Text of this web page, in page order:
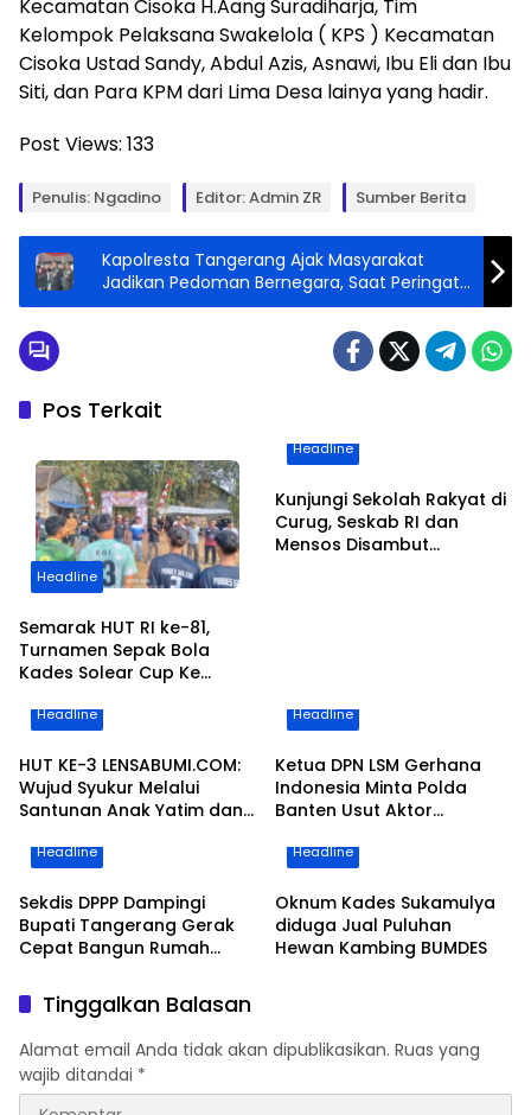
Kecamatan Cisoka H.Aang Suradiharja, Tim
Kelompok Pelaksana Swakelola ( KPS ) Kecamatan
Cisoka Ustad Sandy, Abdul Azis, Asnawi, Ibu Eli dan Ibu
Siti, dan Para KPM dari Lima Desa lainya yang hadir.
Post Views: 133
Penulis: Ngadino Editor: Admin ZR Sumber Berita
Kapolresta Tangerang Ajak Masyarakat
Jadikan Pedoman Bernegara, Saat Peringati
Lahir Pancasila
Pos Terkait
Headline
Semarak HUT RI ke-81,
Turnamen Sepak Bola
Kades Solear Cup Ke
Tim di Lapangan Pasir
Headline
Kunjungi Sekolah Rakyat di
Curug, Seskab RI dan
Mensos Disambut
Headline
HUT KE-3 LENSABUMI.COM:
Wujud Syukur Melalui
Santunan Anak Yatim dan
Kapasitas Jurnalistik
Headline
Ketua DPN LSM Gerhana
Indonesia Minta Polda
Banten Usut Aktor
Jatah Limbah PEMI
Headline
Sekdis DPPP Dampingi
Bupati Tangerang Gerak
Cepat Bangun Rumah
Puting Beliung
Headline
Oknum Kades Sukamulya
diduga Jual Puluhan
Hewan Kambing BUMDES
Tinggalkan Balasan
Alamat email Anda tidak akan dipublikasikan. Ruas yang
wajib ditandai *